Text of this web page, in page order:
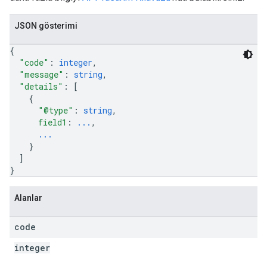
JSON gösterimi
{
"code" : integer,
"message" : string,
"details" :
[
{
"@type" : string,
field1 : ... ,
...
}
]
}
Alanlar
code
integer